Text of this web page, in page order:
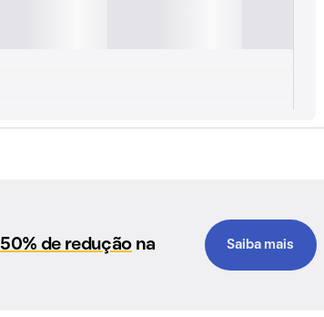
50% de reduçãona
Saiba mais